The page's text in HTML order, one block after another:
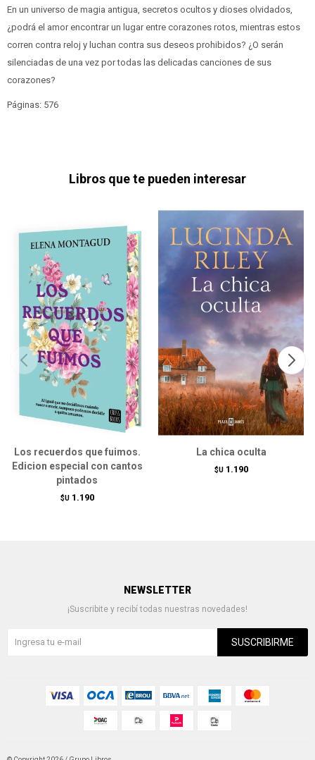
En un universo de magia antigua, secretos ocultos y dioses olvidados,
¿podrá el amor encontrar un lugar entre corazones rotos, mientras estos
corren contra reloj y luchan contra sus deseos prohibidos? ¿O serán
silenciadas de una vez por todas las delicadas canciones de sus
corazones?
Páginas: 576
Libros que te pueden interesar
Los recuerdos que fuimos.
Edicion especial con cantos
pintados
$U 1.190
La chica oculta
$U 1.190
NEWSLETTER
¡Suscribite y recibí todas nuestras novedades!
SUSCRIBIRME